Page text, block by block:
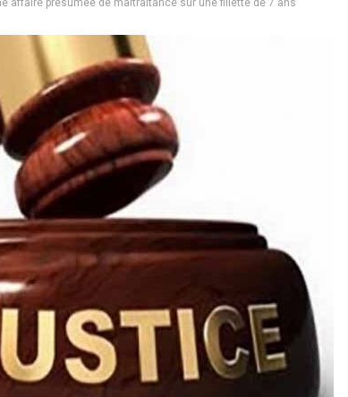
affaire présumée de maltraitance sur une fillette de 7 ans